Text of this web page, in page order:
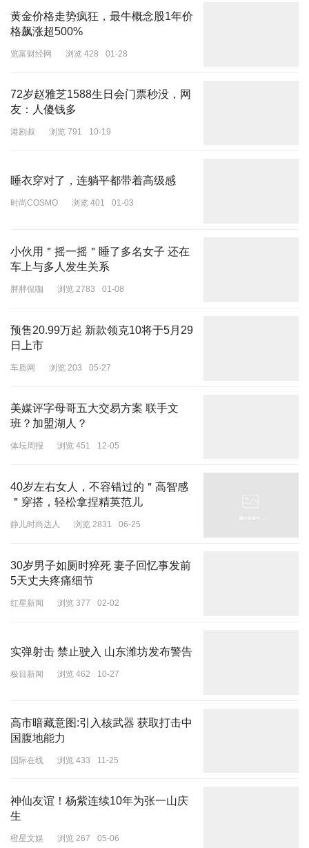
日军最多的将领。
上世纪50年代孙立人到台湾后，美国曾有意支持他，后因朝鲜战争
爆发，美国国务院改变计划，重新支持蒋介石，其后孙立人被软禁
旧、亲朋好友、后代子孙及仰慕者前往献花致意，墓地也打扫得很干
净，并不荒凉。而孙立人过去在台中市的寓所，已改建为孙立人将军
纪念馆。台中市文化资产处处长李智富说，该处被列为台中市历史建
黄金价格走势疯狂，最牛概念股1年价
格飙涨超500%
览富财经网 浏览 428 01-28
72岁赵雅芝1588生日会门票秒没，网
友：人傻钱多
港剧叔 浏览 791 10-19
睡衣穿对了，连躺平都带着高级感
时尚COSMO 浏览 401 01-03
小伙用＂摇一摇＂睡了多名女子 还在
车上与多人发生关系
胖胖侃咖 浏览 2783 01-08
预售20.99万起 新款领克10将于5月29
日上市
车质网 浏览 203 05-27
美媒评字母哥五大交易方案 联手文
班？加盟湖人？
体坛周报 浏览 451 12-05
40岁左右女人，不容错过的＂高智感
＂穿搭，轻松拿捏精英范儿
静儿时尚达人 浏览 2831 06-25
30岁男子如厕时猝死 妻子回忆事发前
5天丈夫疼痛细节
红星新闻 浏览 377 02-02
实弹射击 禁止驶入 山东潍坊发布警告
极目新闻 浏览 462 10-27
高市暗藏意图:引入核武器 获取打击中
国腹地能力
国际在线 浏览 433 11-25
神仙友谊！杨紫连续10年为张一山庆
生
橙星文娱 浏览 267 05-06